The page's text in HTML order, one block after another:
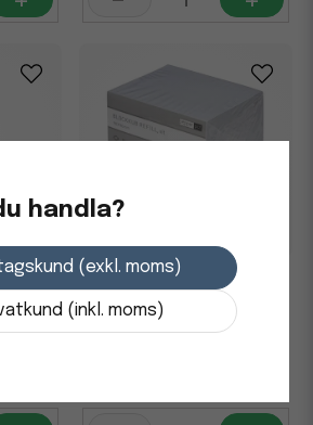
30g
Blockkub Limmad 850 Blad
Vit
handla?
(exkl. moms)
(inkl. moms)